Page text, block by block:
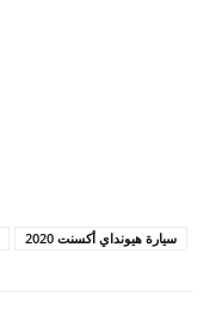
سيارة هيونداي أكسنت 2020